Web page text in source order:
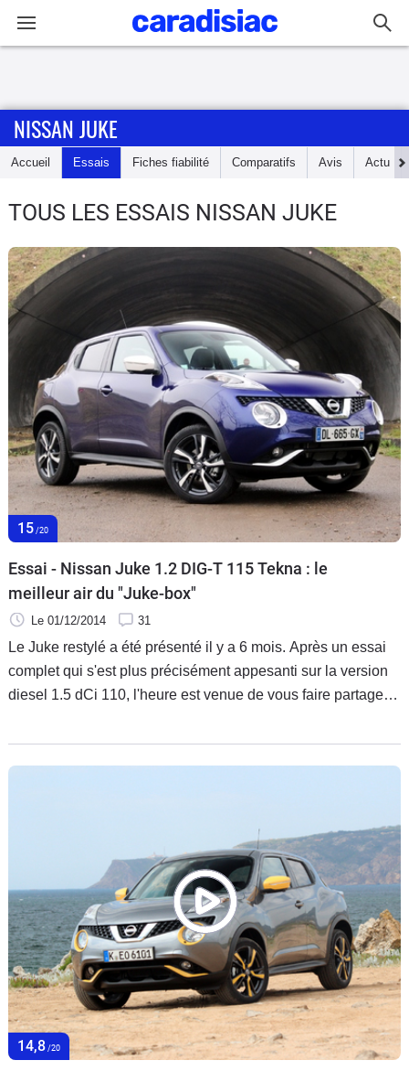
Accueil
Essais
Guide
d'achat
Electriques
Utilitaires
Flottes
Auto
Services
Forum
Moto
Marques
NISSAN JUKE
Accueil Essais Fiches fiabilité Comparatifs Avis Actu
TOUS LES ESSAIS NISSAN JUKE
15 /20
Essai - Nissan Juke 1.2 DIG-T 115 Tekna : le
meilleur air du "Juke-box"
Le 01/12/2014 31
Le Juke restylé a été présenté il y a 6 mois. Après un essai
complet qui s'est plus précisément appesanti sur la version
diesel 1.5 dCi 110, l'heure est venue de vous faire partager
Un 1.2 DIG-T 115 ch qui nous a séduits sous le capot de la
Pulsar. Bis repetita avec le Juke ?
14,8 /20